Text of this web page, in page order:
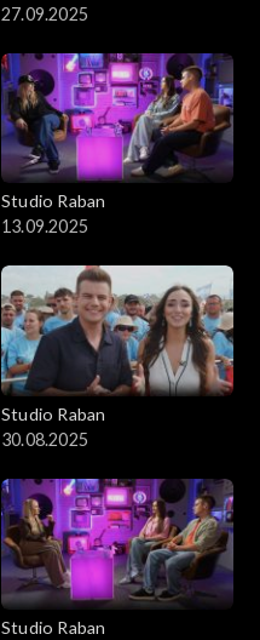
27.09.2025
Studio Raban
13.09.2025
Studio Raban
30.08.2025
Studio Raban